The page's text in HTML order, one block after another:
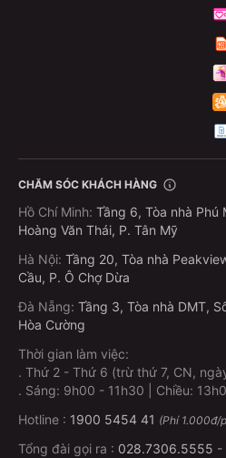
CHĂM SÓC KHÁCH HÀNG
Hồ Chí Minh: Tầng 6, Tòa nhà
Hoàng Văn Thái, P. Tân Mỹ
Hà Nội: Tầng 20, Tòa nhà
Cầu, P. Ô Chợ Dừa
Đà Nẵng: Tầng 3, Tòa nhà DMT,
Hòa Cường
Thời gian làm việc:
. Thứ 2 - Thứ 6 (trừ thứ 7, CN,
. Sáng: 9h00 - 11h30 | Chiều:
Hotline : 1900 5454 41 (Phí 1.000đ/
Tổng đài gọi ra : 028.7306.5555 -